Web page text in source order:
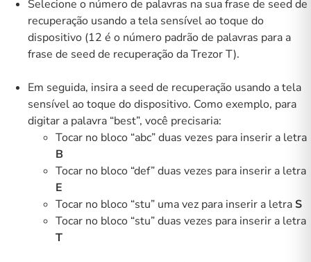
Selecione o número de palavras na sua frase de seed de
recuperação usando a tela sensível ao toque do
dispositivo (12 é o número padrão de palavras para a
frase de seed de recuperação da Trezor T).
Em seguida, insira a seed de recuperação usando a tela
sensível ao toque do dispositivo. Como exemplo, para
digitar a palavra “best”, você precisaria:
Tocar no bloco “abc” duas vezes para inserir a letra
B
Tocar no bloco “def” duas vezes para inserir a letra
E
Tocar no bloco “stu” uma vez para inserir a letra S
Tocar no bloco “stu” duas vezes para inserir a letra
T